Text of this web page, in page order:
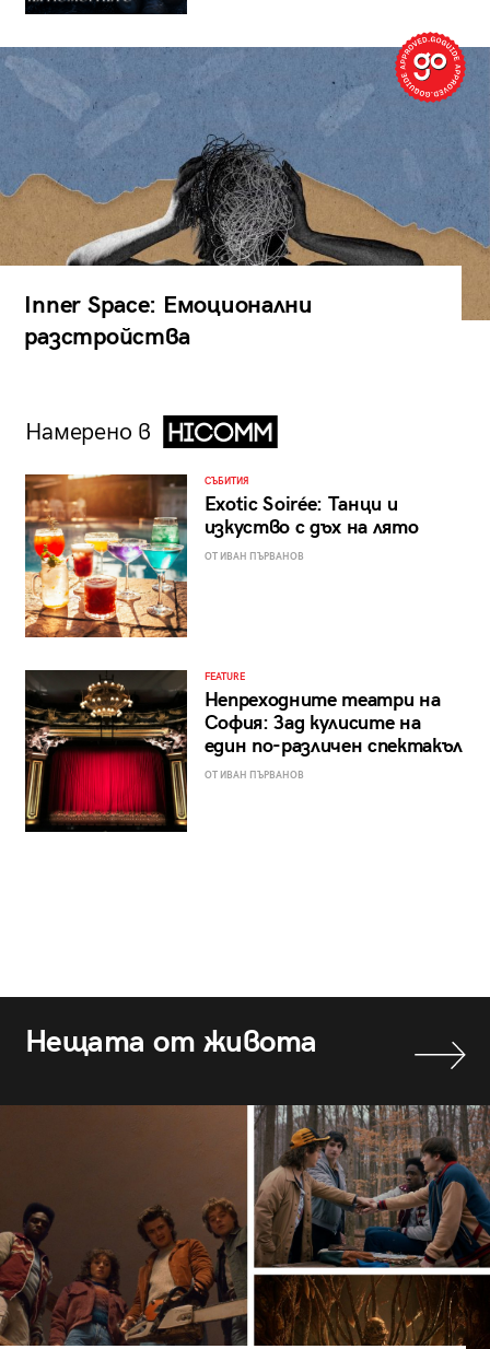
Inner Space: Емоционални
разстройства
Намерено в
СЪБИТИЯ
Exotic Soirée: Танци и
изкуство с дъх на лято
ОТ ИВАН ПЪРВАНОВ
FEATURE
Непреходните театри на
София: Зад кулисите на
един по-различен спектакъл
ОТ ИВАН ПЪРВАНОВ
Нещата от живота